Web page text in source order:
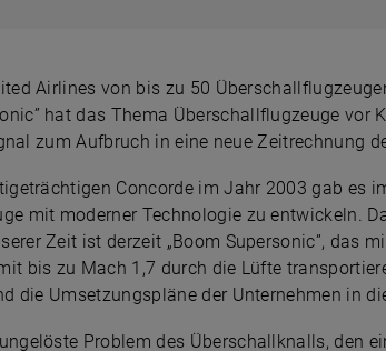
Airlines von bis zu 50
hat das Thema Überschallflugzeuge vor
zum Aufbruch in eine neue Zeitrechnung
Concorde im Jahr 2003 gab es
mit moderner Technologie zu entwickeln.
Zeit ist derzeit „Boom Supersonic”, das
bis zu Mach 1,7 durch die Lüfte
die Umsetzungspläne der Unternehmen in
Problem des Überschallknalls, den